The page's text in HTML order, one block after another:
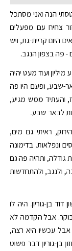
הנה ואני מסתכל
צחיח עם מפעלים
היום קריית-גת, ויש
פה בצפון הנגב.
ועוד מעט יהיה
באר-שבע, ופעם היו פה
והעתיד ממש מגיע,
לבאר-שבע.
ראיתי גם מים,
ונפלאות. בדימונה
את גודלה, ותהיה פה גם
ולנגב, ולהתחדשות
בן-גוריון. היה לו
בוקר. אבל הקדמה לא
עכשיו היא רצה,
בן-גוריון דבר פשוט